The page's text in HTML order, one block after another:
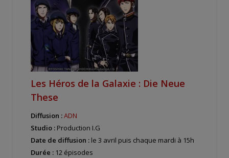
Les Héros de la Galaxie : Die Neue
These
Diffusion :ADN
Studio : Production I.G
Date de diffusion : le 3 avril puis chaque mardi à 15h
Durée : 12 épisodes